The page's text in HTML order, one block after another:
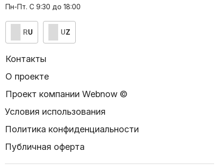
Пн-Пт. С 9:30 до 18:00
RU UZ
Контакты
О проекте
Проект компании Webnow ©
Условия использования
Политика конфиденциальности
Публичная оферта